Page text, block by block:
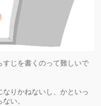
すじを書くのって難しいで
りかねないし、かといっ
い。